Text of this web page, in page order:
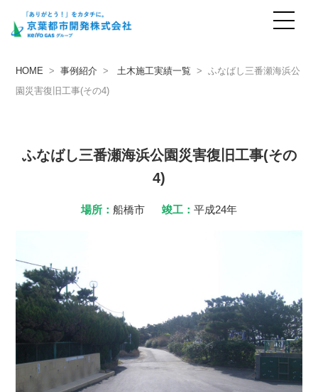
事例紹介
HOME >事例紹介 >土木施工実績一覧 > ふなばし三番瀬海浜公
園災害復旧工事(その4)
ふなばし三番瀬海浜公園災害復旧工事(その
4)
場所： 船橋市 竣工： 平成24年